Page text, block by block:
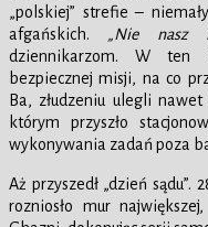
„polskiej” strefie –
afgańskich.
„Nie nasz
dziennikarzom. W ten
bezpiecznej misji, na co
Ba, złudzeniu ulegli
którym przyszło
wykonywania zadań poza
Aż przyszedł „dzień
rozniosło mur